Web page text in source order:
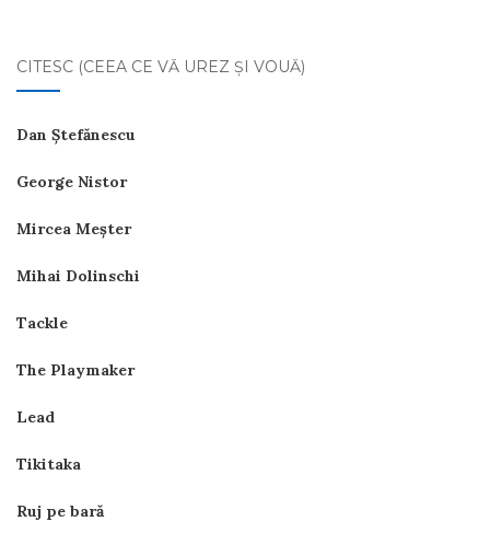
CITESC (CEEA CE VĂ UREZ ŞI VOUĂ)
Dan Ştefănescu
George Nistor
Mircea Meşter
Mihai Dolinschi
Tackle
The Playmaker
Lead
Tikitaka
Ruj pe bară